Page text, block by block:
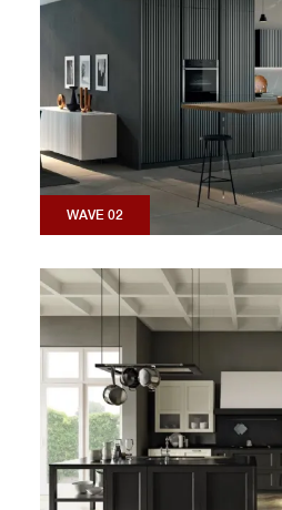
WAVE 02